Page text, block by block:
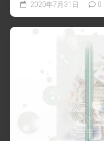
2020年7月31日 0